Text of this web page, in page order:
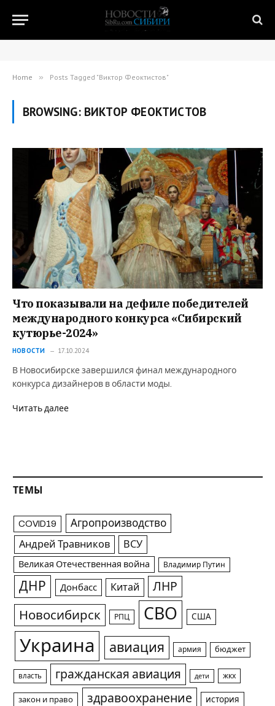
Home » Posts Tagged "Виктор Феоктистов"
BROWSING: ВИКТОР ФЕОКТИСТОВ
Что показывали на дефиле победителей
международного конкурса «Сибирский
кутюрье-2024»
НОВОСТИ 17.10.2024
В Новосибирске завершился финал международного
конкурса дизайнеров в области моды.
Читать далее
ТЕМЫ
COVID19 Агропроизводство
Андрей Травников ВСУ
Великая Отечественная война Владимир Путин
ДНР Донбасс Китай ЛНР
Новосибирск РПЦ СВО США
Украина авиация армия бюджет
власть гражданская авиация дети жкх
закон и право здравоохранение история